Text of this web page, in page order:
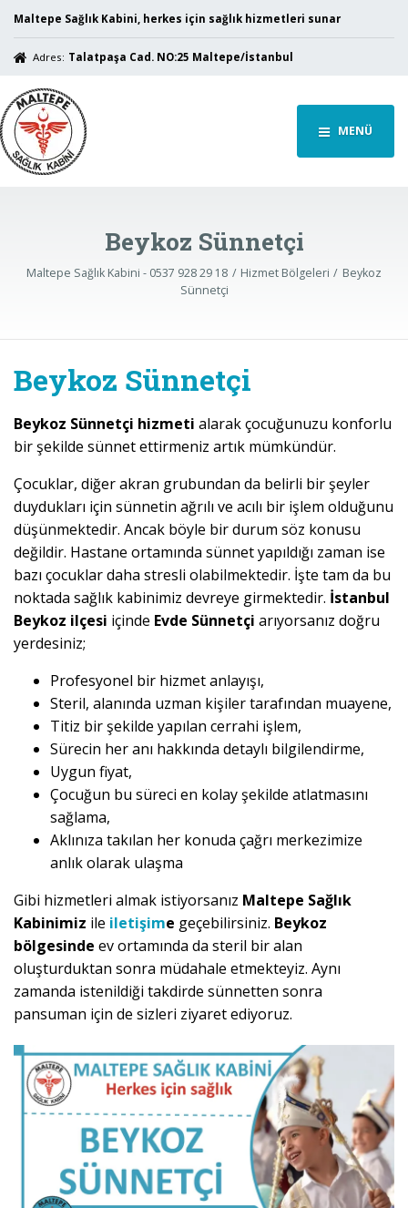
Maltepe Sağlık Kabini, herkes için sağlık hizmetleri sunar
Adres: Talatpaşa Cad. NO:25 Maltepe/İstanbul
MENÜ
Beykoz Sünnetçi
Maltepe Sağlık Kabini - 0537 928 29 18 Hizmet Bölgeleri
Beykoz
Sünnetçi
Beykoz Sünnetçi
Beykoz Sünnetçi hizmeti alarak çocuğunuzu konforlu
bir şekilde sünnet ettirmeniz artık mümkündür.
Çocuklar, diğer akran grubundan da belirli bir şeyler
duydukları için sünnetin ağrılı ve acılı bir işlem olduğunu
düşünmektedir. Ancak böyle bir durum söz konusu
değildir. Hastane ortamında sünnet yapıldığı zaman ise
bazı çocuklar daha stresli olabilmektedir. İşte tam da bu
noktada sağlık kabinimiz devreye girmektedir. İstanbul
Beykoz ilçesi içinde Evde Sünnetçi arıyorsanız doğru
yerdesiniz;
Profesyonel bir hizmet anlayışı,
Steril, alanında uzman kişiler tarafından muayene,
Titiz bir şekilde yapılan cerrahi işlem,
Sürecin her anı hakkında detaylı bilgilendirme,
Uygun fiyat,
Çocuğun bu süreci en kolay şekilde atlatmasını
sağlama,
Aklınıza takılan her konuda çağrı merkezimize
anlık olarak ulaşma
Gibi hizmetleri almak istiyorsanız Maltepe Sağlık
Kabinimiz ile iletişime geçebilirsiniz. Beykoz
bölgesinde ev ortamında da steril bir alan
oluşturduktan sonra müdahale etmekteyiz. Aynı
zamanda istenildiği takdirde sünnetten sonra
pansuman için de sizleri ziyaret ediyoruz.